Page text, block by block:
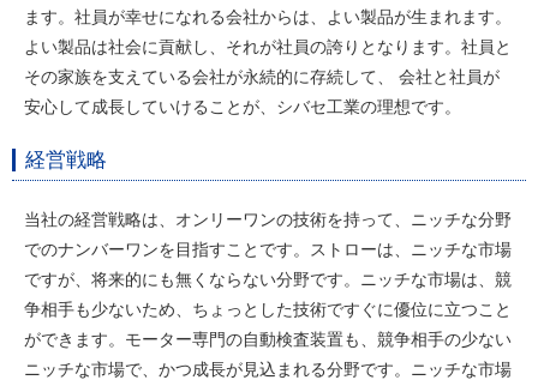
ます。社員が幸せになれる会社からは、よい製品が生まれます。
よい製品は社会に貢献し、それが社員の誇りとなります。社員と
その家族を支えている会社が永続的に存続して、 会社と社員が
安心して成長していけることが、シバセ工業の理想です。
経営戦略
当社の経営戦略は、オンリーワンの技術を持って、ニッチな分野
でのナンバーワンを目指すことです。ストローは、ニッチな市場
ですが、将来的にも無くならない分野です。ニッチな市場は、競
争相手も少ないため、ちょっとした技術ですぐに優位に立つこと
ができます。モーター専門の自動検査装置も、競争相手の少ない
ニッチな市場で、かつ成長が見込まれる分野です。ニッチな市場